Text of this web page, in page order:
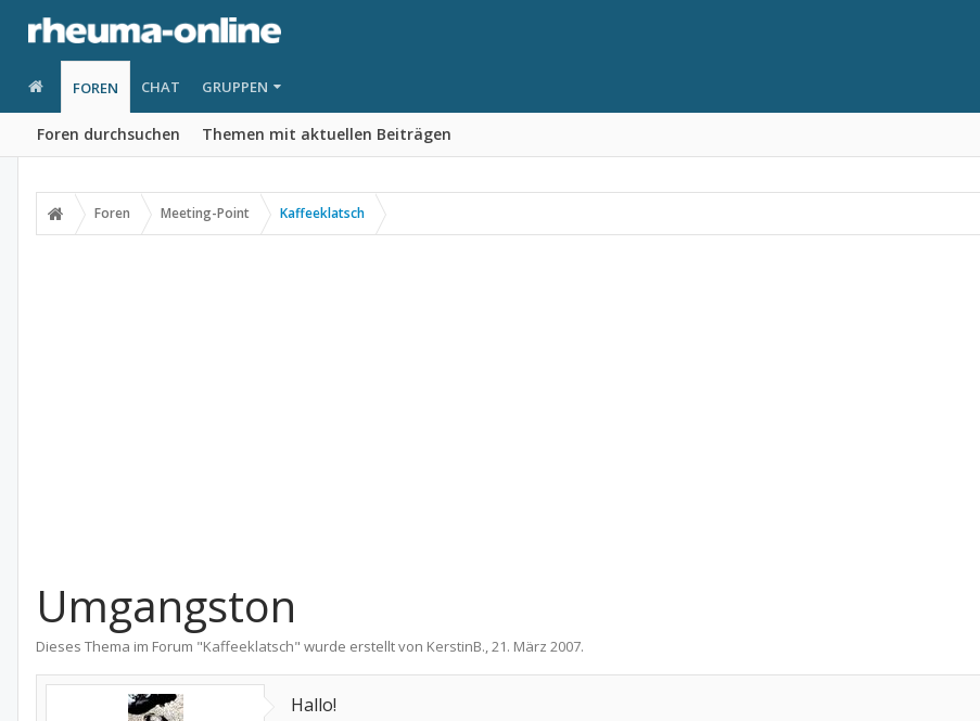
FOREN
Foren durchsuchen Themen mit aktuellen Beiträgen
CHAT GRUPPEN
Foren Meeting-Point Kaffeeklatsch
Umgangston
Dieses Thema im Forum "Kaffeeklatsch" wurde erstellt von KerstinB.,21. März 2007.
Hallo!